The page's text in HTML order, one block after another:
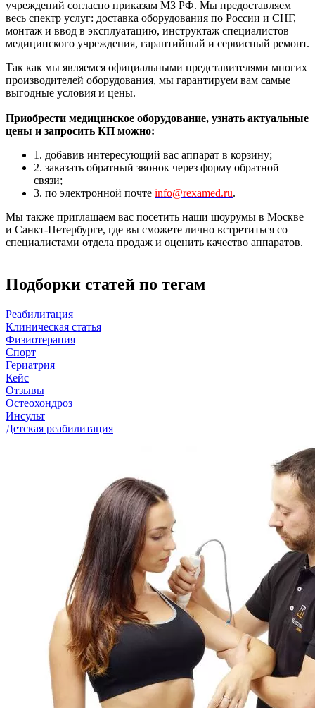
учреждений согласно приказам МЗ РФ. Мы предоставляем
весь спектр услуг: доставка оборудования по России и СНГ,
монтаж и ввод в эксплуатацию, инструктаж специалистов
медицинского учреждения, гарантийный и сервисный ремонт.
Так как мы являемся официальными представителями многих
производителей оборудования, мы гарантируем вам самые
выгодные условия и цены.
Приобрести медицинское оборудование, узнать актуальные
цены и запросить КП можно:
1. добавив интересующий вас аппарат в корзину;
2. заказать обратный звонок через форму обратной
связи;
3. по электронной почте info@rexamed.ru.
Мы также приглашаем вас посетить наши шоурумы в Москве
и Санкт-Петербурге, где вы сможете лично встретиться со
специалистами отдела продаж и оценить качество аппаратов.
Подборки статей по тегам
Реабилитация
Клиническая статья
Физиотерапия
Спорт
Гериатрия
Кейс
Отзывы
Остеохондроз
Инсульт
Детская реабилитация